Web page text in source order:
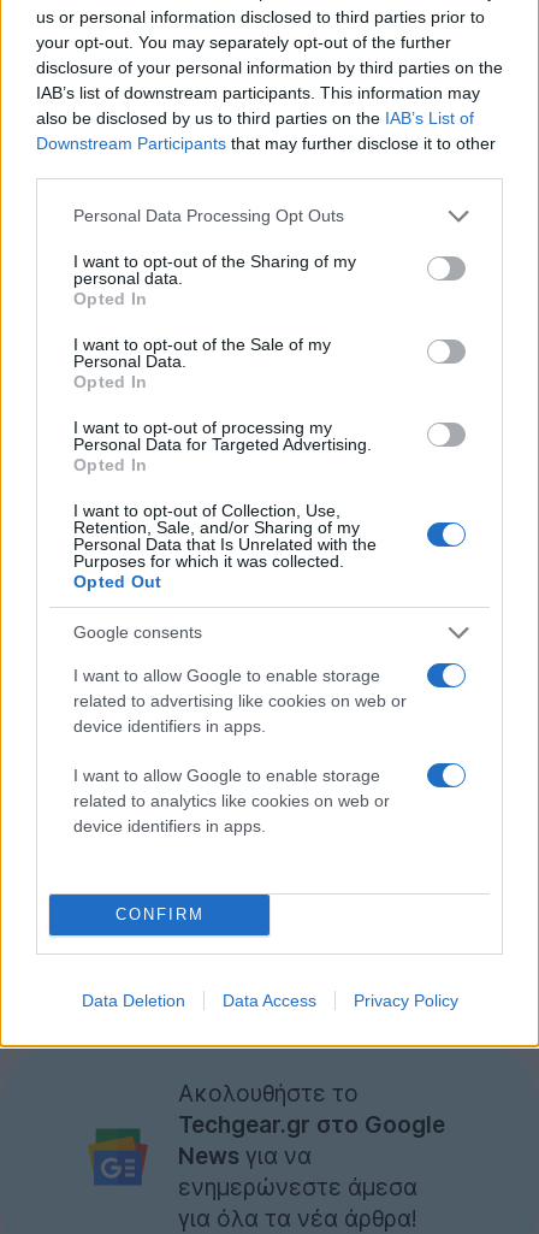
us or personal information disclosed to third parties prior to
your opt-out. You may separately opt-out of the further
disclosure of your personal information by third parties on the
IAB’s list of downstream participants. This information may
also be disclosed by us to third parties on the IAB’s List of
Downstream Participants that may further disclose it to other
Please note that this website/app uses one or more Google
not limited to your visit or usage behaviour. You may click to
grant or deny consent to Google and its third-party tags to
use your data for below specified purposes in below Google
consent section.
Personal Data Processing Opt Outs
I want to opt-out of the Sharing of my
personal data.
Opted In
I want to opt-out of the Sale of my
Personal Data.
Opted In
I want to opt-out of processing my
Personal Data for Targeted Advertising.
Opted In
I want to opt-out of Collection, Use,
Retention, Sale, and/or Sharing of my
Personal Data that Is Unrelated with the
Purposes for which it was collected.
Opted Out
Google consents
I want to allow Google to enable storage
related to advertising like cookies on web or
device identifiers in apps.
I want to allow Google to enable storage
related to analytics like cookies on web or
device identifiers in apps.
CONFIRM
Data Deletion Data Access Privacy Policy
Samsung Galaxy Tab 2
Οθόνη 7'' PLS LCD (1024 x 600)
Επεξεργαστής dual-core 1GHz
Μνήμη RAM 1GB
Κάμερα 3MP (χωρίς flash)
Εμπρόσθια κάμερα VGA
Αποθηκευτικός χώρος 16GB/32GB (επέκταση με
microSD)
WiFi, Bluetooth 3.0, A-GPS, DLNA, επιλογή για 3G
και HSPA+
Λειτουργικό σύστημα Android 4.0 Ice Cream
Sandwich
Πάχος 10.5mm
Είναι πολύ πιθανό ότι θα το δούμε στην
ενώ η διαθεσιμότητα του θα ξεκινήσει το Μάρτιο σε
τιμή €349 (WiFi) και €429 (WiFi+3G).
Ακολουθήστε το
Techgear.gr στο Google
News για να
ενημερώνεστε άμεσα
για όλα τα νέα άρθρα!